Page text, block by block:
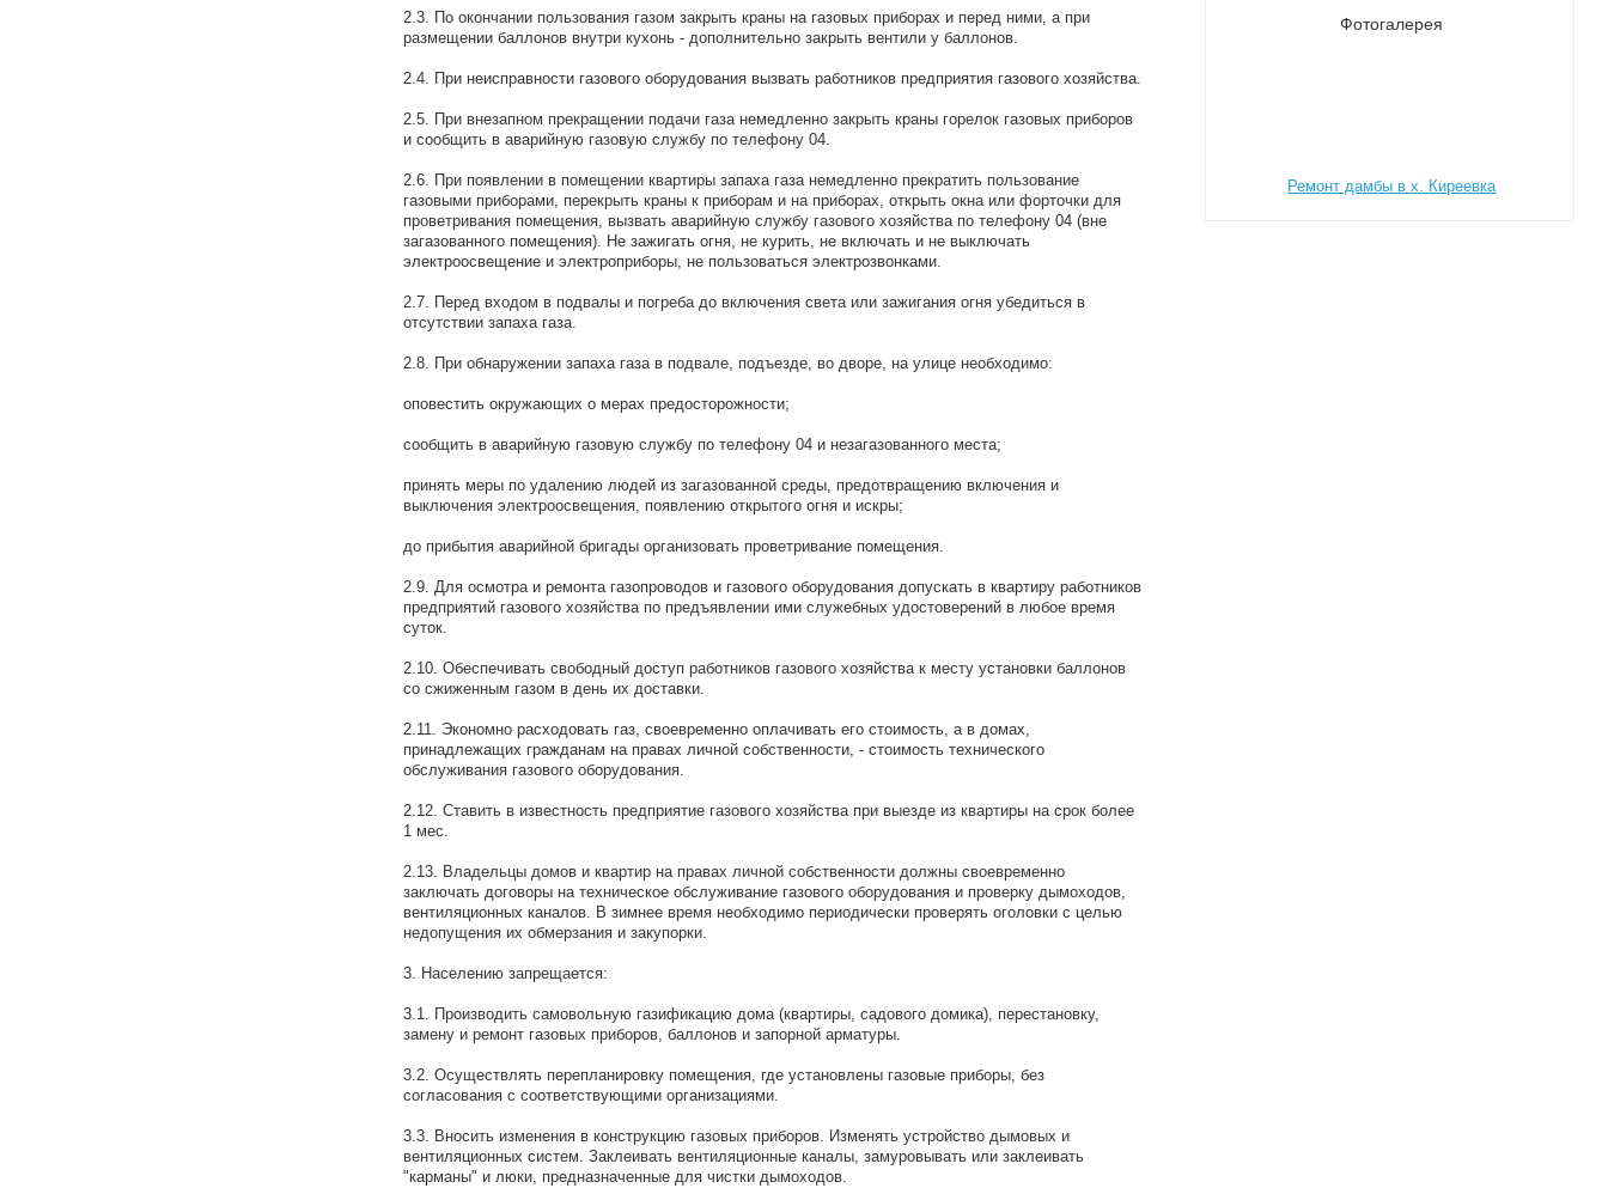
2.3. По окончании пользования газом закрыть краны на газовых приборах и перед ними, а при
размещении баллонов внутри кухонь - дополнительно закрыть вентили у баллонов.
2.4. При неисправности газового оборудования вызвать работников предприятия газового хозяйства.
2.5. При внезапном прекращении подачи газа немедленно закрыть краны горелок газовых приборов
и сообщить в аварийную газовую службу по телефону 04.
2.6. При появлении в помещении квартиры запаха газа немедленно прекратить пользование
газовыми приборами, перекрыть краны к приборам и на приборах, открыть окна или форточки для
проветривания помещения, вызвать аварийную службу газового хозяйства по телефону 04 (вне
загазованного помещения). Не зажигать огня, не курить, не включать и не выключать
электроосвещение и электроприборы, не пользоваться электрозвонками.
2.7. Перед входом в подвалы и погреба до включения света или зажигания огня убедиться в
отсутствии запаха газа.
2.8. При обнаружении запаха газа в подвале, подъезде, во дворе, на улице необходимо:
оповестить окружающих о мерах предосторожности;
сообщить в аварийную газовую службу по телефону 04 и незагазованного места;
принять меры по удалению людей из загазованной среды, предотвращению включения и
выключения электроосвещения, появлению открытого огня и искры;
до прибытия аварийной бригады организовать проветривание помещения.
2.9. Для осмотра и ремонта газопроводов и газового оборудования допускать в квартиру работников
предприятий газового хозяйства по предъявлении ими служебных удостоверений в любое время
суток.
2.10. Обеспечивать свободный доступ работников газового хозяйства к месту установки баллонов
со сжиженным газом в день их доставки.
2.11. Экономно расходовать газ, своевременно оплачивать его стоимость, а в домах,
принадлежащих гражданам на правах личной собственности, - стоимость технического
обслуживания газового оборудования.
2.12. Ставить в известность предприятие газового хозяйства при выезде из квартиры на срок более
1 мес.
2.13. Владельцы домов и квартир на правах личной собственности должны своевременно
заключать договоры на техническое обслуживание газового оборудования и проверку дымоходов,
вентиляционных каналов. В зимнее время необходимо периодически проверять оголовки с целью
недопущения их обмерзания и закупорки.
3. Населению запрещается:
3.1. Производить самовольную газификацию дома (квартиры, садового домика), перестановку,
замену и ремонт газовых приборов, баллонов и запорной арматуры.
3.2. Осуществлять перепланировку помещения, где установлены газовые приборы, без
согласования с соответствующими организациями.
3.3. Вносить изменения в конструкцию газовых приборов. Изменять устройство дымовых и
вентиляционных систем. Заклеивать вентиляционные каналы, замуровывать или заклеивать
"карманы" и люки, предназначенные для чистки дымоходов.
Фотогалерея
Ремонт дамбы в х. Киреевка